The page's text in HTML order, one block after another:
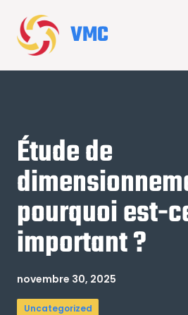
contenu
VMC
Étude de
pourquoi est-
important ?
novembre 30, 2025
Uncategorized